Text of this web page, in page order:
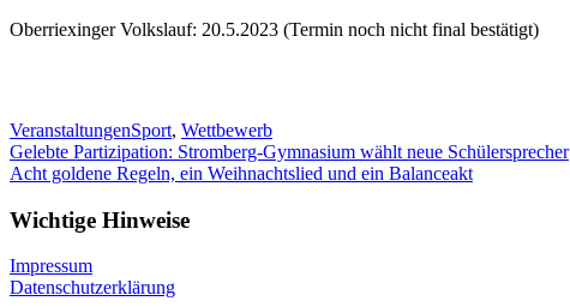
Oberriexinger Volkslauf: 20.5.2023 (Termin noch nicht final bestätigt)
VeranstaltungenSport, Wettbewerb
Beitragsnavigation
Gelebte Partizipation: Stromberg-Gymnasium wählt neue Schülersprecher
Acht goldene Regeln, ein Weihnachtslied und ein Balanceakt
Wichtige Hinweise
Impressum
Datenschutzerklärung